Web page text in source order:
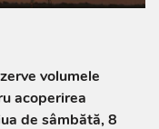
volumele
acoperirea
de sâmbătă, 8